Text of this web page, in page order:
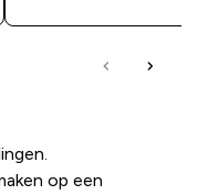
op een